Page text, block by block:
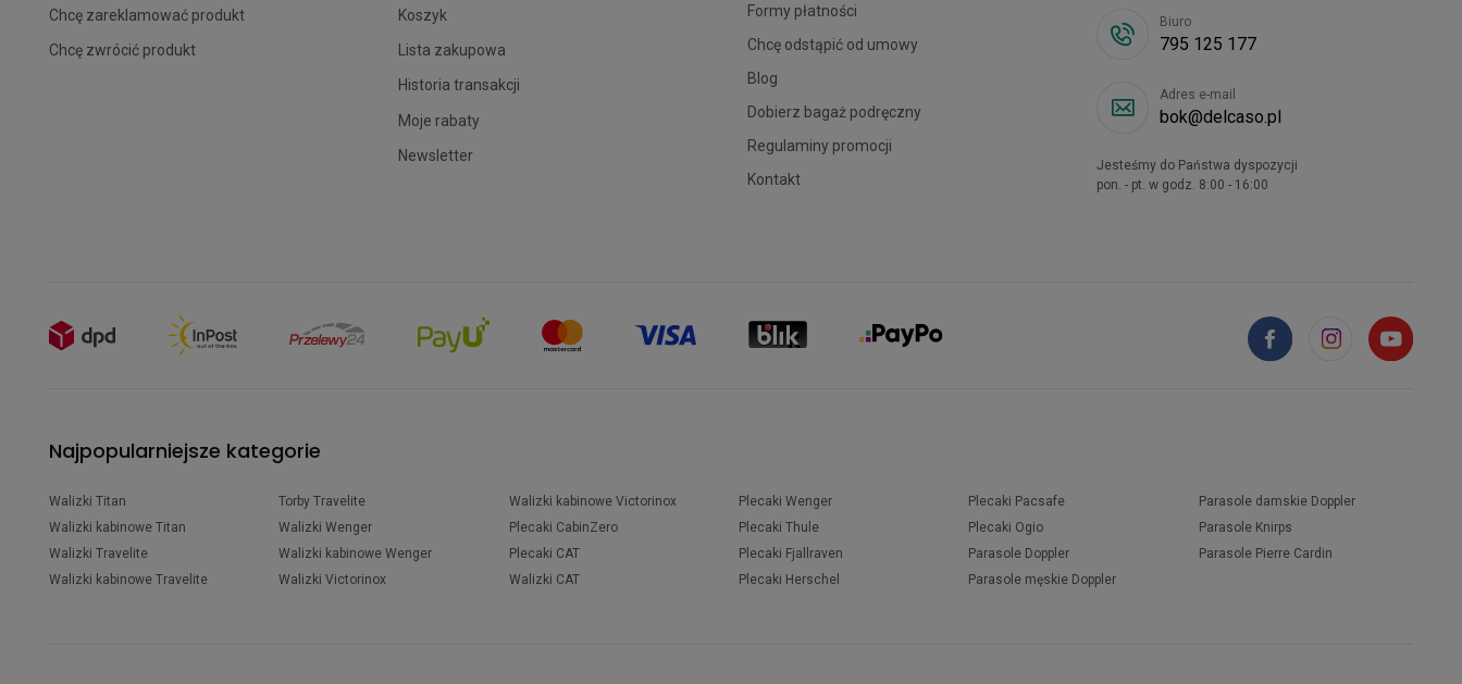
Chcę zareklamować produkt
Chcę zwrócić produkt
Koszyk
Lista zakupowa
Historia transakcji
Moje rabaty
Newsletter
Formy płatności
Chcę odstąpić od umowy
Blog
Dobierz bagaż podręczny
Regulaminy promocji
Kontakt
Biuro
795 125 177
Adres e-mail
bok@delcaso.pl
Jesteśmy do Państwa dyspozycji
pon. - pt. w godz. 8:00 - 16:00
Najpopularniejsze kategorie
Walizki Titan
Walizki kabinowe Titan
Walizki Travelite
Walizki kabinowe Travelite
Torby Travelite
Walizki Wenger
Walizki kabinowe Wenger
Walizki Victorinox
Walizki kabinowe Victorinox
Plecaki CabinZero
Plecaki CAT
Walizki CAT
Plecaki Wenger
Plecaki Thule
Plecaki Fjallraven
Plecaki Herschel
Plecaki Pacsafe
Plecaki Ogio
Parasole Doppler
Parasole męskie Doppler
Parasole damskie Doppler
Parasole Knirps
Parasole Pierre Cardin